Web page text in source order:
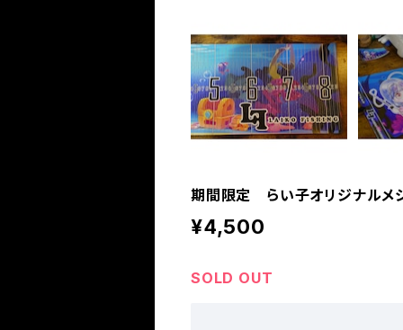
期間限定 らい子オリジナル
¥4,500
SOLD OUT